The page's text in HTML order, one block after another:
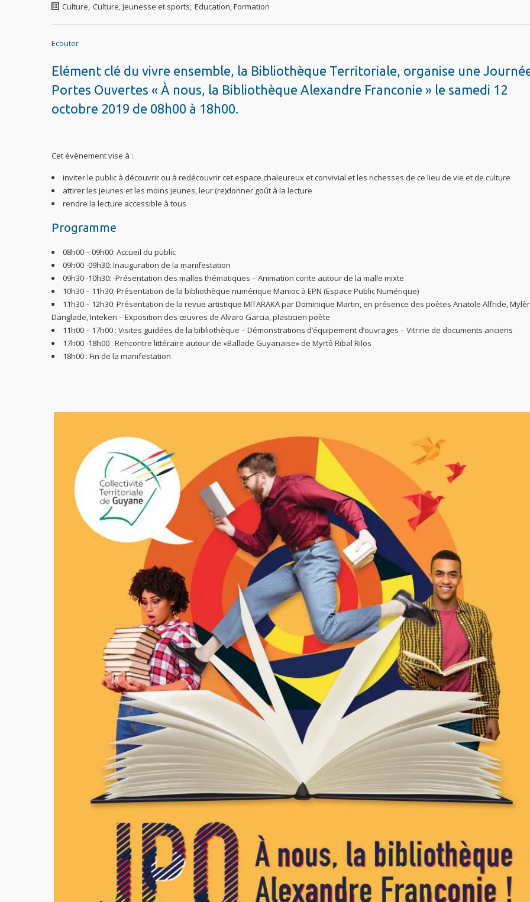
Culture, Culture, Jeunesse et sports, Education, Formation
Ecouter
Elément clé du vivre ensemble, la Bibliothèque Territoriale, organise une
Portes Ouvertes « À nous, la Bibliothèque Alexandre Franconie » le samedi 12
octobre 2019 de 08h00 à 18h00.
Cet évènement vise à :
inviter le public à découvrir ou à redécouvrir cet espace chaleureux et convivial et les richesses de ce lieu de vie et de culture
attirer les jeunes et les moins jeunes, leur (re)donner goût à la lecture
rendre la lecture accessible à tous
Programme
08h00 – 09h00: Accueil du public
09h00 -09h30: Inauguration de la manifestation
09h30 -10h30: -Présentation des malles thématiques – Animation conte autour de la malle mixte
10h30 – 11h30: Présentation de la bibliothèque numérique Manioc à EPN (Espace Public Numérique)
11h30 – 12h30: Présentation de la revue artistique MITARAKA par Dominique Martin, en présence des poètes Anatole Alfride,
Danglade, Inteken – Exposition des œuvres de Alvaro Garcia, plasticien poète
11h00 – 17h00 : Visites guidées de la bibliothèque – Démonstrations d’équipement d’ouvrages – Vitrine de documents anciens
17h00 -18h00 : Rencontre littéraire autour de «Ballade Guyanaise» de Myrtô Ribal Rilos
18h00 : Fin de la manifestation